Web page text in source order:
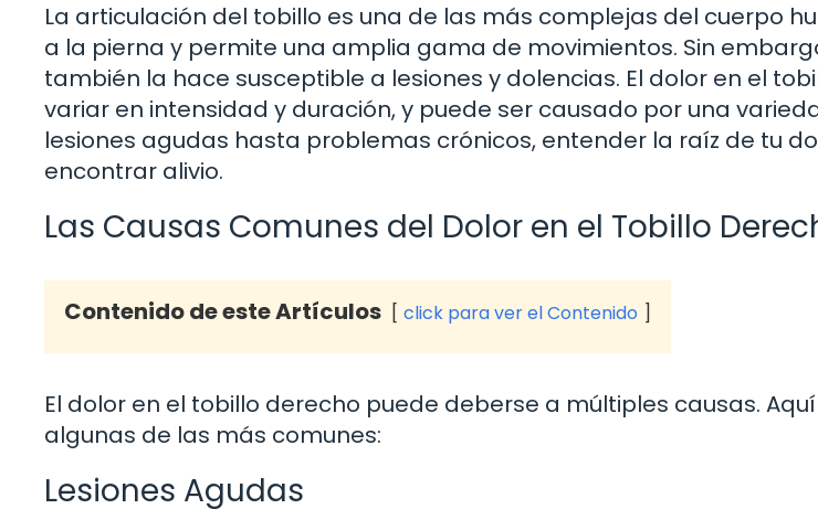
La articulación del tobillo es una de las más complejas del cuerpo
a la pierna y permite una amplia gama de movimientos. Sin
también la hace susceptible a lesiones y dolencias. El dolor en el
variar en intensidad y duración, y puede ser causado por una
lesiones agudas hasta problemas crónicos, entender la raíz de tu
encontrar alivio.
Las Causas Comunes del Dolor en el Tobillo
Contenido de este Artículos click para ver el Contenido
El dolor en el tobillo derecho puede deberse a múltiples causas.
algunas de las más comunes:
Lesiones Agudas